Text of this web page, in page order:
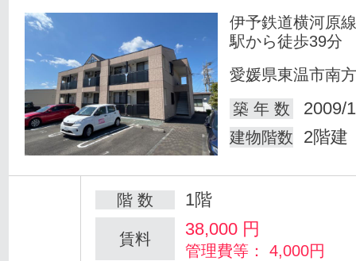
伊予鉄道横河原
駅から徒歩39分
愛媛県東温市南方
築 年 数
2009/
建物階数 2階建
階 数 1階
賃料 38,000 円
管理費等： 4,000円